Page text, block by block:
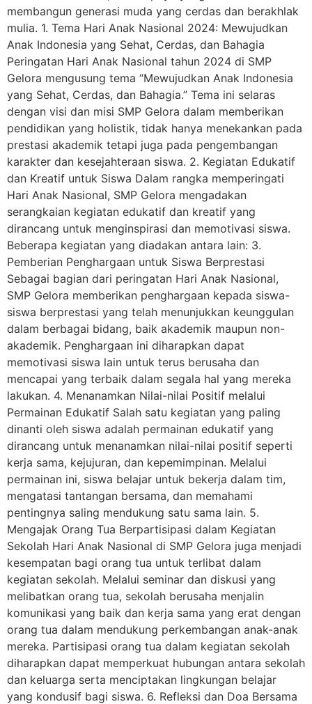
membangun generasi muda yang cerdas dan berakhlak
mulia. 1. Tema Hari Anak Nasional 2024: Mewujudkan
Anak Indonesia yang Sehat, Cerdas, dan Bahagia
Peringatan Hari Anak Nasional tahun 2024 di SMP
Gelora mengusung tema “Mewujudkan Anak Indonesia
yang Sehat, Cerdas, dan Bahagia.” Tema ini selaras
dengan visi dan misi SMP Gelora dalam memberikan
pendidikan yang holistik, tidak hanya menekankan pada
prestasi akademik tetapi juga pada pengembangan
karakter dan kesejahteraan siswa. 2. Kegiatan Edukatif
dan Kreatif untuk Siswa Dalam rangka memperingati
Hari Anak Nasional, SMP Gelora mengadakan
serangkaian kegiatan edukatif dan kreatif yang
dirancang untuk menginspirasi dan memotivasi siswa.
Beberapa kegiatan yang diadakan antara lain: 3.
Pemberian Penghargaan untuk Siswa Berprestasi
Sebagai bagian dari peringatan Hari Anak Nasional,
SMP Gelora memberikan penghargaan kepada siswa-
siswa berprestasi yang telah menunjukkan keunggulan
dalam berbagai bidang, baik akademik maupun non-
akademik. Penghargaan ini diharapkan dapat
memotivasi siswa lain untuk terus berusaha dan
mencapai yang terbaik dalam segala hal yang mereka
lakukan. 4. Menanamkan Nilai-nilai Positif melalui
Permainan Edukatif Salah satu kegiatan yang paling
dinanti oleh siswa adalah permainan edukatif yang
dirancang untuk menanamkan nilai-nilai positif seperti
kerja sama, kejujuran, dan kepemimpinan. Melalui
permainan ini, siswa belajar untuk bekerja dalam tim,
mengatasi tantangan bersama, dan memahami
pentingnya saling mendukung satu sama lain. 5.
Mengajak Orang Tua Berpartisipasi dalam Kegiatan
Sekolah Hari Anak Nasional di SMP Gelora juga menjadi
kesempatan bagi orang tua untuk terlibat dalam
kegiatan sekolah. Melalui seminar dan diskusi yang
melibatkan orang tua, sekolah berusaha menjalin
komunikasi yang baik dan kerja sama yang erat dengan
orang tua dalam mendukung perkembangan anak-anak
mereka. Partisipasi orang tua dalam kegiatan sekolah
diharapkan dapat memperkuat hubungan antara sekolah
dan keluarga serta menciptakan lingkungan belajar
yang kondusif bagi siswa. 6. Refleksi dan Doa Bersama